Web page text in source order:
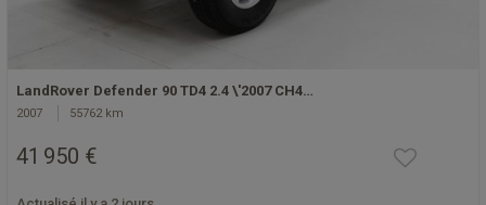
LandRover Defender 90 TD4 2.4 \'2007 CH4…
2007 55762 km
41 950 €